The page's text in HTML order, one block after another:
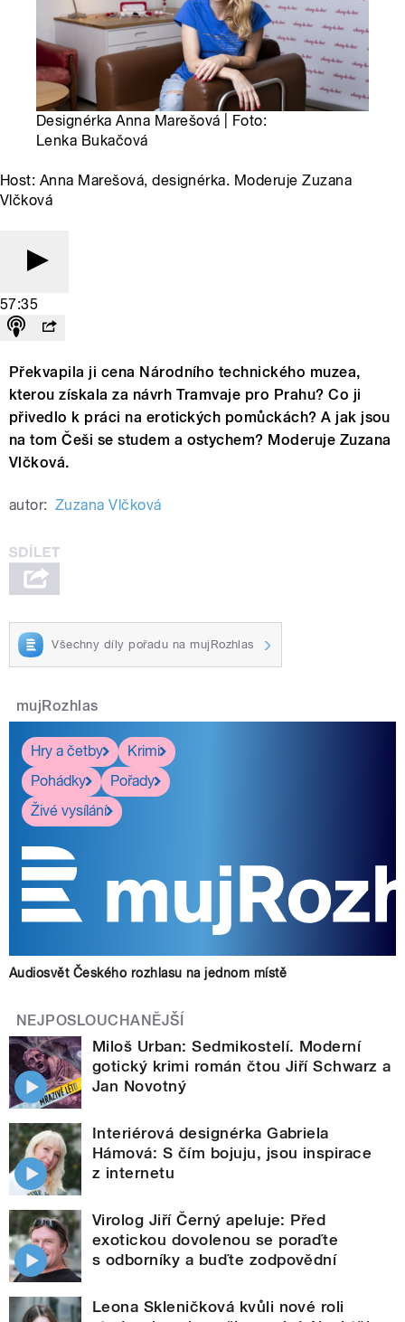
Designérka Anna Marešová | Foto:
Lenka Bukačová
Host: Anna Marešová, designérka. Moderuje Zuzana
Vlčková
57:35
Překvapila ji cena Národního technického muzea,
kterou získala za návrh Tramvaje pro Prahu? Co ji
přivedlo k práci na erotických pomůckách? A jak jsou
na tom Češi se studem a ostychem? Moderuje Zuzana
Vlčková.
autor: Zuzana Vlčková
Všechny díly pořadu na mujRozhlas
mujRozhlas
Hry a četby
Krimi
Pohádky
Pořady
Živé vysílání
Audiosvět Českého rozhlasu na jednom místě
NEJPOSLOUCHANĚJŠÍ
Miloš Urban: Sedmikostelí. Moderní
gotický krimi román čtou Jiří Schwarz a
Jan Novotný
Interiérová designérka Gabriela
Hámová: S čím bojuju, jsou inspirace
z internetu
Virolog Jiří Černý apeluje: Před
exotickou dovolenou se poraďte
s odborníky a buďte zodpovědní
Leona Skleničková kvůli nové roli